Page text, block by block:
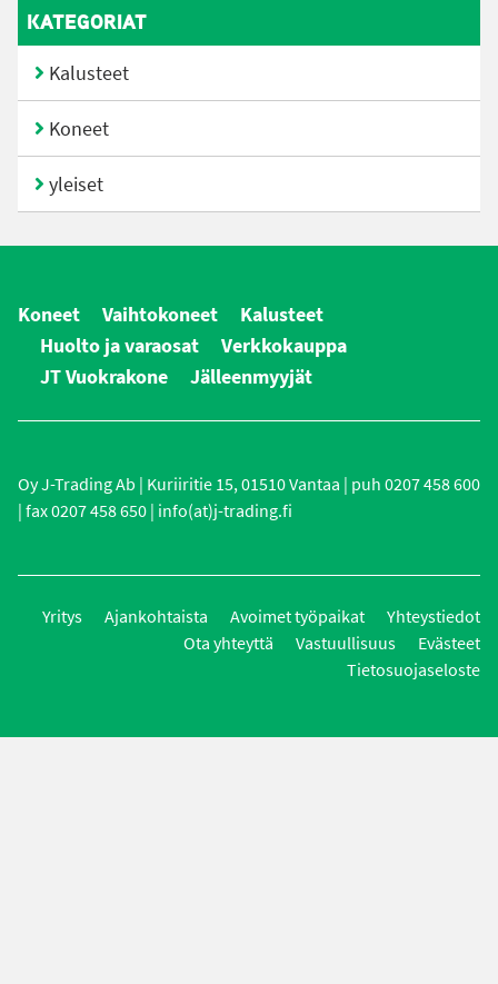
KATEGORIAT
Kalusteet
Koneet
yleiset
Koneet Vaihtokoneet
Kalusteet
Huolto ja varaosat
Verkkokauppa
JT Vuokrakone
Jälleenmyyjät
Oy J-Trading Ab | Kuriiritie 15, 01510 Vantaa | puh 0207 458 600
| fax 0207 458 650 | info(at)j-trading.fi
Yritys Ajankohtaista Avoimet työpaikat
Yhteystiedot
Ota yhteyttä
Vastuullisuus
Evästeet
Tietosuojaseloste